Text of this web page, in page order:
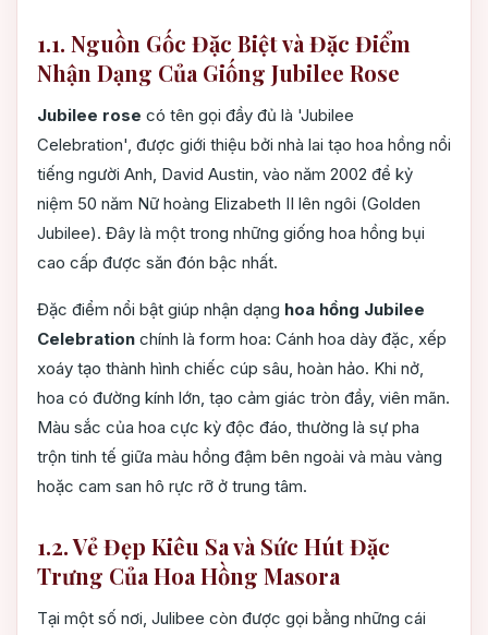
1.1. Nguồn Gốc Đặc Biệt và Đặc Điểm
Nhận Dạng Của Giống Jubilee Rose
Jubilee rose có tên gọi đầy đủ là 'Jubilee
Celebration', được giới thiệu bởi nhà lai tạo hoa hồng nổi
tiếng người Anh, David Austin, vào năm 2002 để kỷ
niệm 50 năm Nữ hoàng Elizabeth II lên ngôi (Golden
Jubilee). Đây là một trong những giống hoa hồng bụi
cao cấp được săn đón bậc nhất.
Đặc điểm nổi bật giúp nhận dạng hoa hồng Jubilee
Celebration chính là form hoa: Cánh hoa dày đặc, xếp
xoáy tạo thành hình chiếc cúp sâu, hoàn hảo. Khi nở,
hoa có đường kính lớn, tạo cảm giác tròn đầy, viên mãn.
Màu sắc của hoa cực kỳ độc đáo, thường là sự pha
trộn tinh tế giữa màu hồng đậm bên ngoài và màu vàng
hoặc cam san hô rực rỡ ở trung tâm.
1.2. Vẻ Đẹp Kiêu Sa và Sức Hút Đặc
Trưng Của Hoa Hồng Masora
Tại một số nơi, Julibee còn được gọi bằng những cái